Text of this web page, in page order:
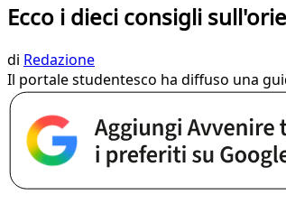
Ecco i dieci consigli
di Redazione
Il portale studentesco ha diffuso una